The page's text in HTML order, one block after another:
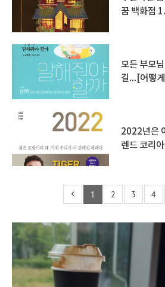
꿈 백화점
모든 부모
길...[어떻
2022년은
렌드 코리
1 2 3 4